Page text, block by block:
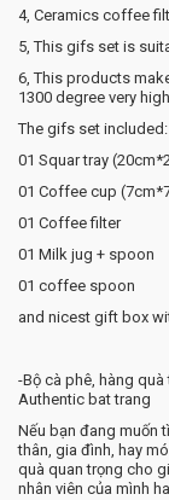
4, Ceramics coffee
5, This gifs set is
6, This products
1300 degree very
The gifs set included:
01 Squar tray
01 Coffee cup
01 Coffee filter
01 Milk jug + spoon
01 coffee spoon
and nicest gift box
-Bộ cà phê, hàng
Authentic bat trang
Nếu bạn đang muốn
thân, gia đình, hay
quà quan trọng cho
nhân viên của mình